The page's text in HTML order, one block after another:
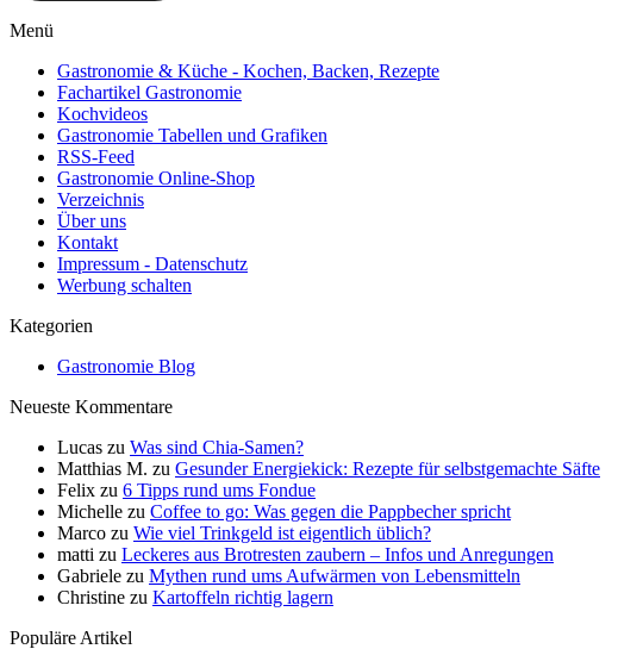
Menü
Gastronomie & Küche - Kochen, Backen, Rezepte
Fachartikel Gastronomie
Kochvideos
Gastronomie Tabellen und Grafiken
RSS-Feed
Gastronomie Online-Shop
Verzeichnis
Über uns
Kontakt
Impressum - Datenschutz
Werbung schalten
Kategorien
Gastronomie Blog
Neueste Kommentare
Lucas zu Was sind Chia-Samen?
Matthias M. zu Gesunder Energiekick: Rezepte für selbstgemachte Säfte
Felix zu 6 Tipps rund ums Fondue
Michelle zu Coffee to go: Was gegen die Pappbecher spricht
Marco zu Wie viel Trinkgeld ist eigentlich üblich?
matti zu Leckeres aus Brotresten zaubern – Infos und Anregungen
Gabriele zu Mythen rund ums Aufwärmen von Lebensmitteln
Christine zu Kartoffeln richtig lagern
Populäre Artikel